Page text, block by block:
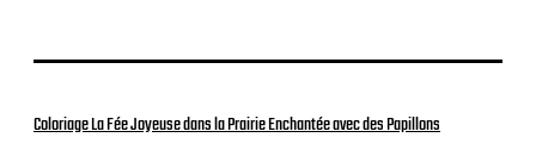
Coloriage La Fée Joyeuse dans la Prairie Enchantée avec des Papillons